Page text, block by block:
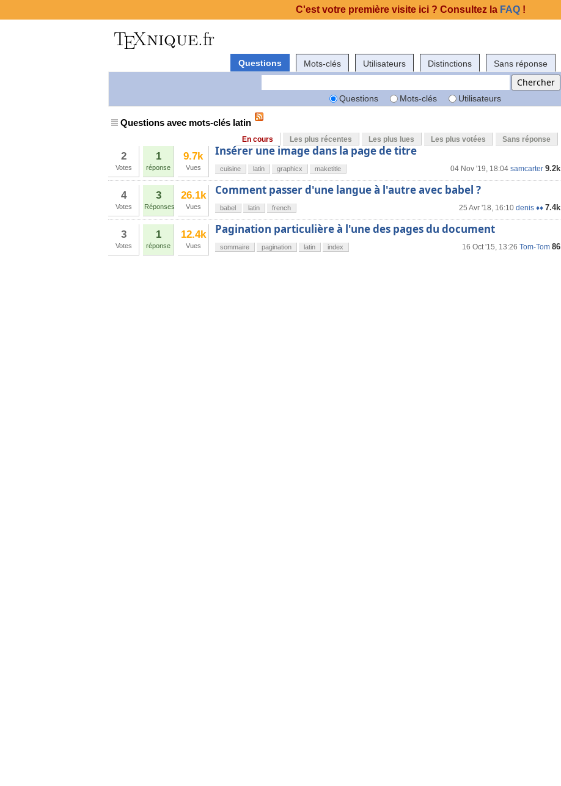
Questions Mots-clés Utilisateurs Distinctions Sans réponse
Questions Mots-clés Utilisateurs
Questions avec mots-clés latin
En cours Les plus récentes Les plus lues Les plus votées Sans réponse
2
Votes
1
réponse
9.7k
Vues
Insérer une image dans la page de titre
04 Nov '19, 18:04 samcarter 9.2k
cuisine latin graphicx maketitle
4
Votes
3
Réponses
26.1k
Vues
Comment passer d'une langue à l'autre avec babel ?
25 Avr '18, 16:10 denis ♦♦ 7.4k
babel latin french
3
Votes
1
réponse
12.4k
Vues
Pagination particulière à l'une des pages du document
16 Oct '15, 13:26 Tom-Tom 86
sommaire pagination latin index
C'est votre première visite ici ? Consultez la FAQ !